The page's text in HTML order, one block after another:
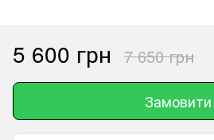
5 600 грн 7 650 грн
Замовити